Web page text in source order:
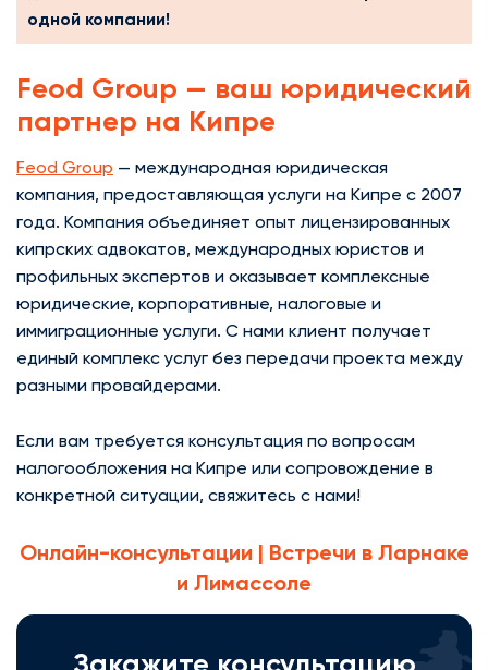
одной компании!
Feod Group — ваш юридический
партнер на Кипре
Feod Group — международная юридическая
компания, предоставляющая услуги на Кипре с 2007
года. Компания объединяет опыт лицензированных
кипрских адвокатов, международных юристов и
профильных экспертов и оказывает комплексные
юридические, корпоративные, налоговые и
иммиграционные услуги. С нами клиент получает
единый комплекс услуг без передачи проекта между
разными провайдерами.
Если вам требуется консультация по вопросам
налогообложения на Кипре или сопровождение в
конкретной ситуации, свяжитесь с нами!
Онлайн-консультации | Встречи в Ларнаке
и Лимассоле